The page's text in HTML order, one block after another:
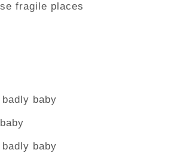
fragile places
baby
baby